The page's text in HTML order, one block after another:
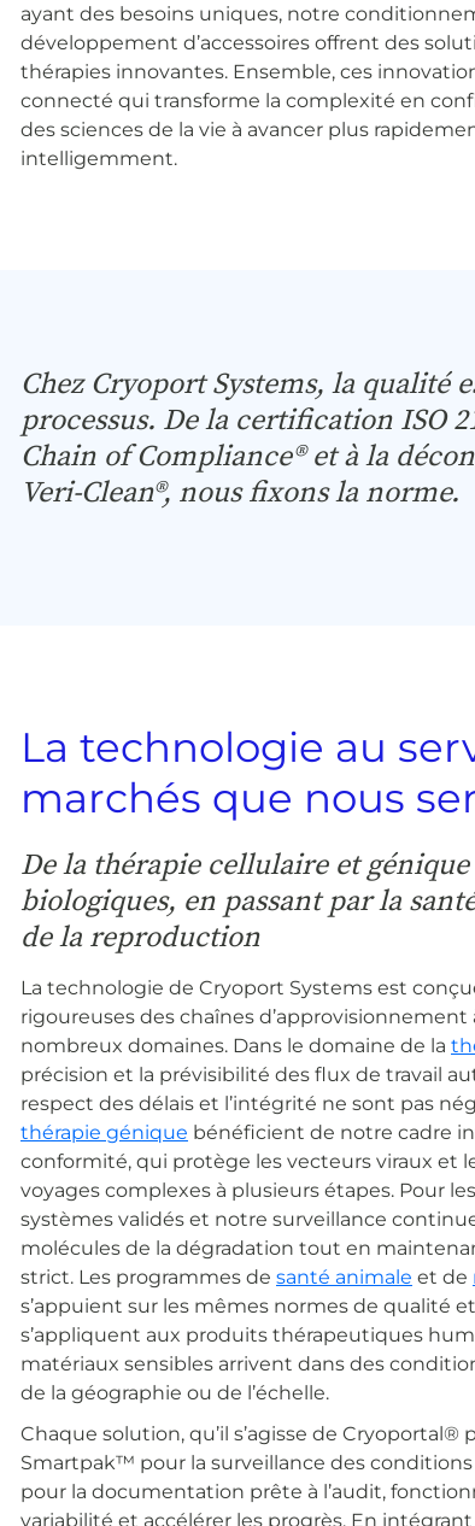
ayant des besoins uniques, notre
développement d’accessoires offrent des
thérapies innovantes. Ensemble, ces
connecté qui transforme la complexité en
des sciences de la vie à avancer plus
intelligemment.
Chez Cryoport Systems, la qualité
processus. De la certification ISO
Chain of Compliance® et à la
Veri-Clean®, nous fixons la norme.
La technologie au
marchés que nous
De la thérapie cellulaire et
biologiques, en passant par la
de la reproduction
La technologie de Cryoport Systems est
rigoureuses des chaînes
nombreux domaines. Dans le domaine de la
précision et la prévisibilité des flux de travail
respect des délais et l’intégrité ne sont pas
thérapie génique bénéficient de notre cadre
conformité, qui protège les vecteurs viraux et
voyages complexes à plusieurs étapes. Pour les
systèmes validés et notre surveillance
molécules de la dégradation tout en
strict. Les programmes de santé animale et de
s’appuient sur les mêmes normes de qualité
s’appliquent aux produits thérapeutiques
matériaux sensibles arrivent dans des
de la géographie ou de l’échelle.
Chaque solution, qu’il s’agisse de Cryoportal®
Smartpak™ pour la surveillance des
pour la documentation prête à l’audit,
variabilité et accélérer les progrès. En